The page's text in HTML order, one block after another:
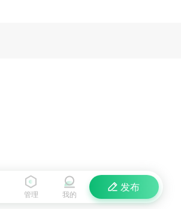
发布
管理 我的